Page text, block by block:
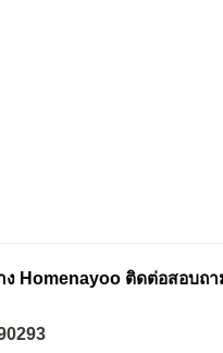
Homenayoo ติดต่อสอบถา